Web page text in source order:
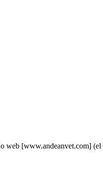
web [www.andeanvet.com]